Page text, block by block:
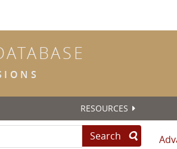
RESOURCES
Search